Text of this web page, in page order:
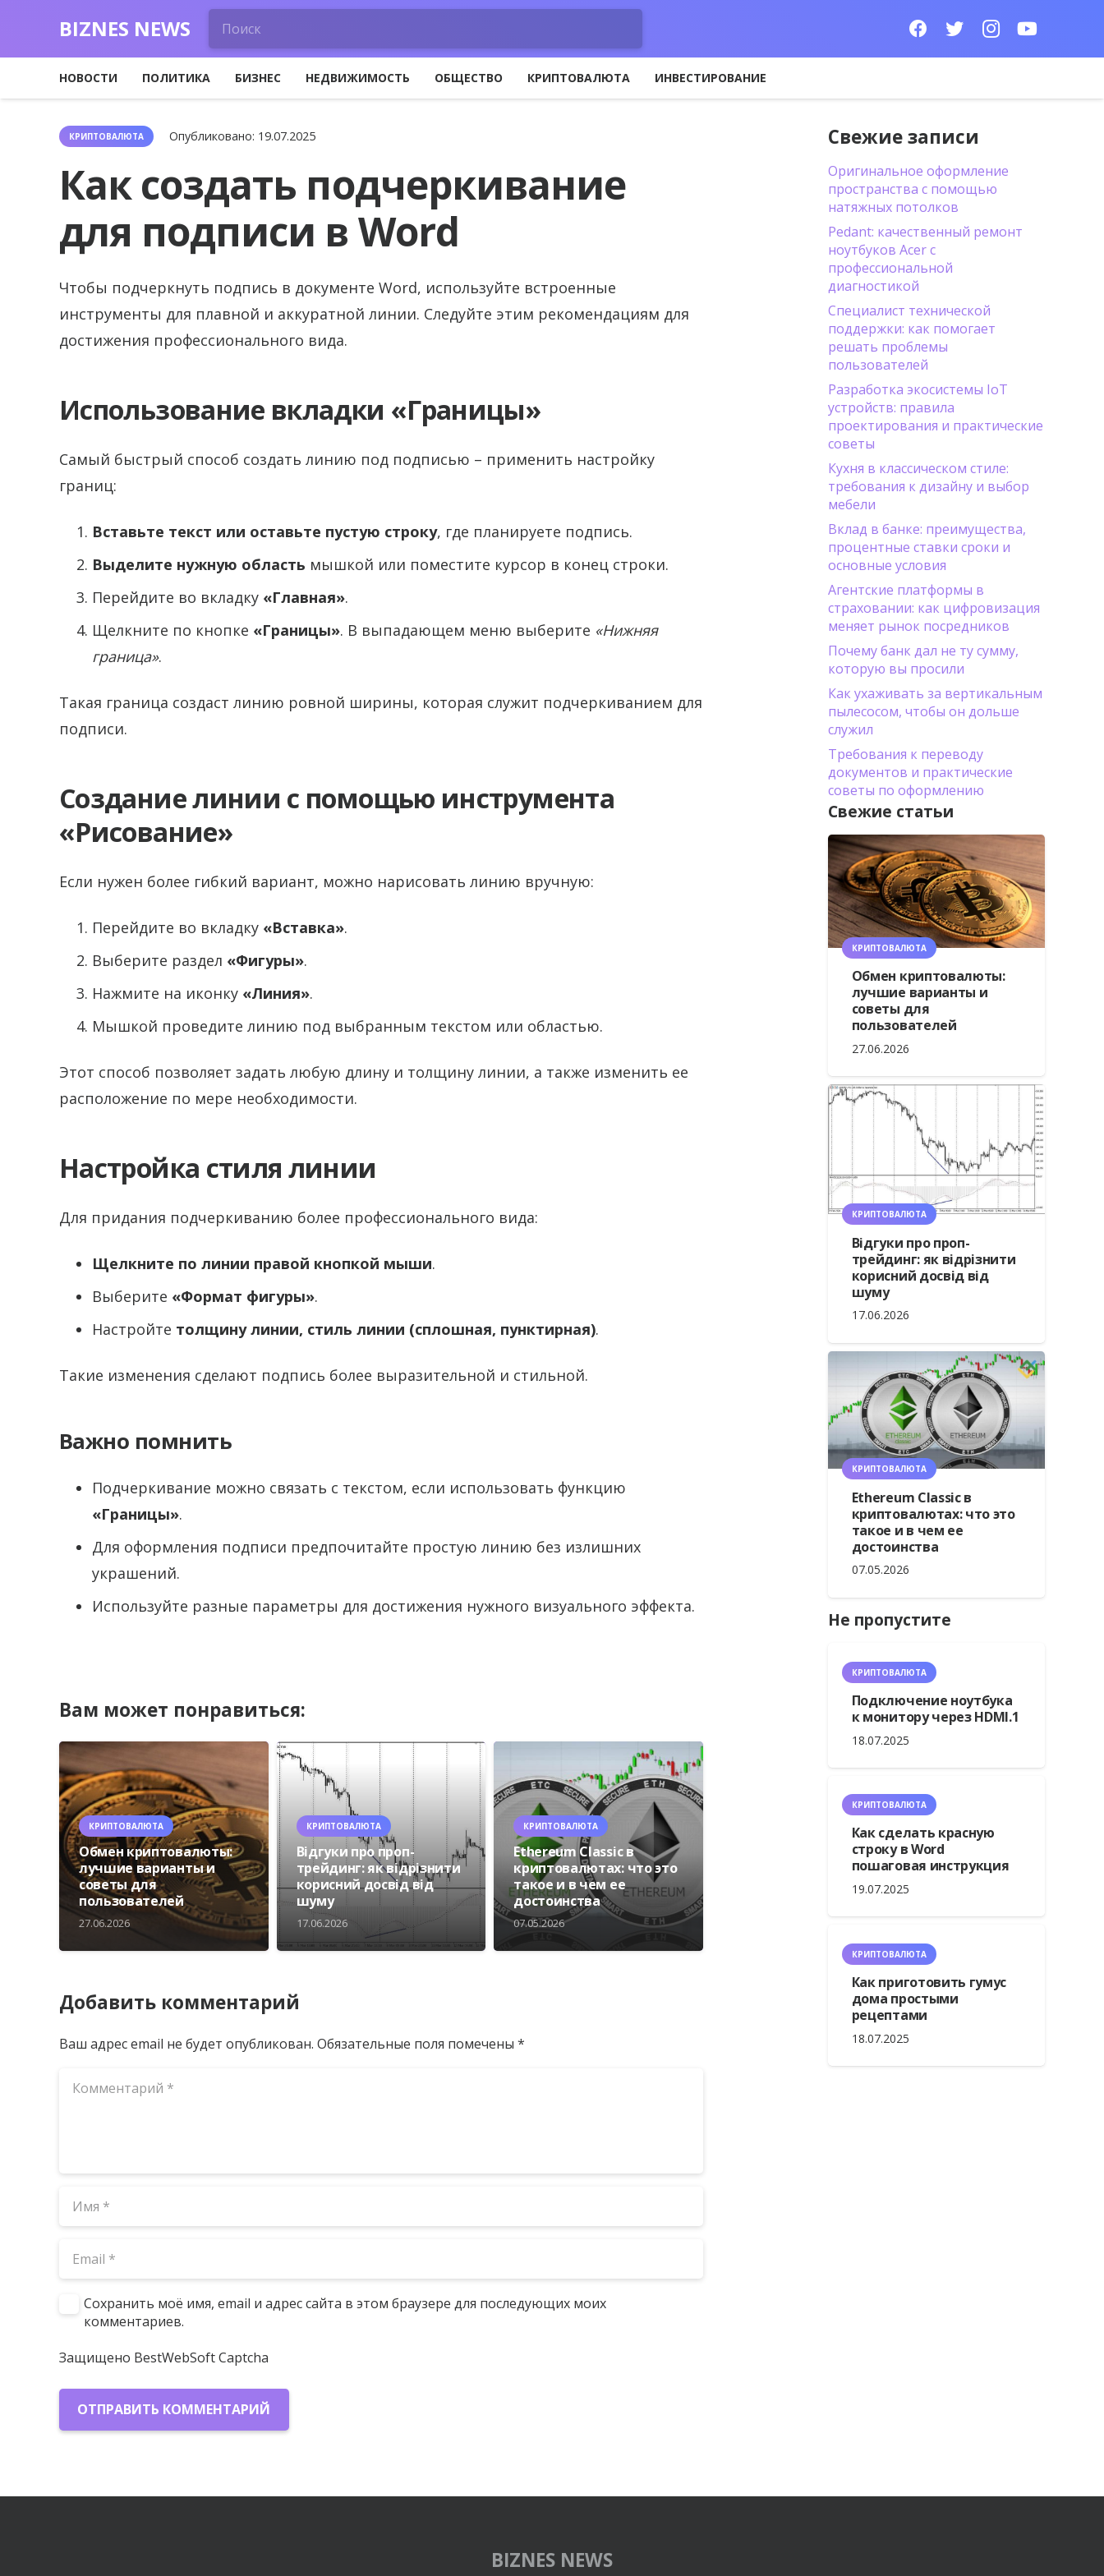
BIZNES NEWS
НОВОСТИ ПОЛИТИКА БИЗНЕС НЕДВИЖИМОСТЬ ОБЩЕСТВО КРИПТОВАЛЮТА ИНВЕСТИРОВАНИЕ
КРИПТОВАЛЮТА Опубликовано: 19.07.2025
Как создать подчеркивание
для подписи в Word
Чтобы подчеркнуть подпись в документе Word, используйте встроенные
инструменты для плавной и аккуратной линии. Следуйте этим рекомендациям для
достижения профессионального вида.
Использование вкладки «Границы»
Самый быстрый способ создать линию под подписью – применить настройку
границ:
Вставьте текст или оставьте пустую строку, где планируете подпись.
Выделите нужную область мышкой или поместите курсор в конец строки.
Перейдите во вкладку «Главная».
Щелкните по кнопке «Границы». В выпадающем меню выберите «Нижняя
граница».
Такая граница создаст линию ровной ширины, которая служит подчеркиванием для
подписи.
Создание линии с помощью инструмента
«Рисование»
Если нужен более гибкий вариант, можно нарисовать линию вручную:
Перейдите во вкладку «Вставка».
Выберите раздел «Фигуры».
Нажмите на иконку «Линия».
Мышкой проведите линию под выбранным текстом или областью.
Этот способ позволяет задать любую длину и толщину линии, а также изменить ее
расположение по мере необходимости.
Настройка стиля линии
Для придания подчеркиванию более профессионального вида:
Щелкните по линии правой кнопкой мыши.
Выберите «Формат фигуры».
Настройте толщину линии, стиль линии (сплошная, пунктирная).
Такие изменения сделают подпись более выразительной и стильной.
Важно помнить
Подчеркивание можно связать с текстом, если использовать функцию
«Границы».
Для оформления подписи предпочитайте простую линию без излишних
украшений.
Используйте разные параметры для достижения нужного визуального эффекта.
Вам может понравиться:
КРИПТОВАЛЮТА
Обмен криптовалюты:
лучшие варианты и
советы для
пользователей
27.06.2026
КРИПТОВАЛЮТА
Відгуки про проп-
трейдинг: як відрізнити
корисний досвід від
шуму
17.06.2026
КРИПТОВАЛЮТА
Ethereum Classic в
криптовалютах: что это
такое и в чем ее
достоинства
07.05.2026
Добавить комментарий
Ваш адрес email не будет опубликован. Обязательные поля помечены *
Сохранить моё имя, email и адрес сайта в этом браузере для последующих моих
комментариев.
Защищено BestWebSoft Captcha
ОТПРАВИТЬ КОММЕНТАРИЙ
Свежие записи
Оригинальное оформление
пространства с помощью
натяжных потолков
Pedant: качественный ремонт
ноутбуков Acer с
профессиональной
диагностикой
Специалист технической
поддержки: как помогает
решать проблемы
пользователей
Разработка экосистемы IoT
устройств: правила
проектирования и практические
советы
Кухня в классическом стиле:
требования к дизайну и выбор
мебели
Вклад в банке: преимущества,
процентные ставки сроки и
основные условия
Агентские платформы в
страховании: как цифровизация
меняет рынок посредников
Почему банк дал не ту сумму,
которую вы просили
Как ухаживать за вертикальным
пылесосом, чтобы он дольше
служил
Требования к переводу
документов и практические
советы по оформлению
Свежие статьи
КРИПТОВАЛЮТА
Обмен криптовалюты:
лучшие варианты и
советы для
пользователей
27.06.2026
КРИПТОВАЛЮТА
Відгуки про проп-
трейдинг: як відрізнити
корисний досвід від
шуму
17.06.2026
КРИПТОВАЛЮТА
Ethereum Classic в
криптовалютах: что это
такое и в чем ее
достоинства
07.05.2026
Не пропустите
КРИПТОВАЛЮТА
Подключение ноутбука
к монитору через HDMI.1
18.07.2025
КРИПТОВАЛЮТА
Как сделать красную
строку в Word
пошаговая инструкция
19.07.2025
КРИПТОВАЛЮТА
Как приготовить гумус
дома простыми
рецептами
18.07.2025
BIZNES NEWS